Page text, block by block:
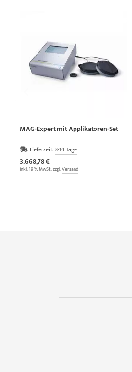
MAG-Expert mit Applikatoren-Set
Lieferzeit: 8-14 Tage
3.668,78 €
inkl. 19 % MwSt. zzgl.Versand